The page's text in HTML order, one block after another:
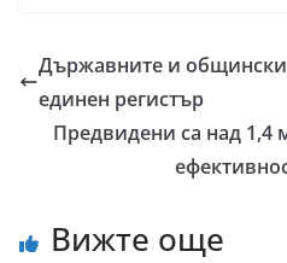
Държавните и
единен регистър
Предвидени са над 1,4
Вижте още